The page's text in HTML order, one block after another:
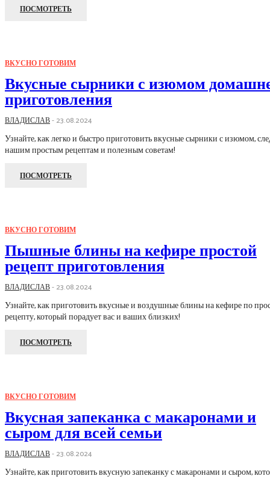
ПОСМОТРЕТЬ
ВКУСНО ГОТОВИМ
Вкусные сырники с изюмом
приготовления
ВЛАДИСЛАВ- 23.08.2024
Узнайте, как легко и быстро приготовить вкусные сырники с изюмом,
нашим простым рецептам и полезным советам!
ПОСМОТРЕТЬ
ВКУСНО ГОТОВИМ
Пышные блины на кефире простой
рецепт приготовления
ВЛАДИСЛАВ- 23.08.2024
Узнайте, как приготовить вкусные и воздушные блины на кефире по
рецепту, который порадует вас и ваших близких!
ПОСМОТРЕТЬ
ВКУСНО ГОТОВИМ
Вкусная запеканка с макаронами и
сыром для всей семьи
ВЛАДИСЛАВ- 23.08.2024
Узнайте, как приготовить вкусную запеканку с макаронами и сыром,